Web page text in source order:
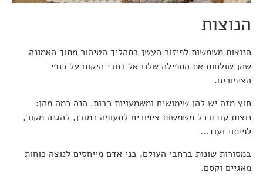
הנוצות
הנוצות משמשות לפיזור העשן בתהליך הטיהור מתוך האמונה
שהן שולחות את התפילה שלנו אל רחבי היקום על כנפי
הציפורים.
חוץ מזה יש להן שימושים ומשמעויות רבות. הנה כמה מהן:
נוצות קודם כל משמשות ציפורים לתעופה כמובן, להגנה מקור,
לפיתוי ועוד…
במסורות שונות ברחבי העולם, בני אדם מייחסים לנוצה כוחות
מאגיים וקסם.